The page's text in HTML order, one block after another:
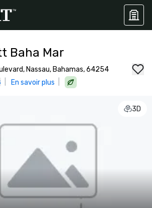
Baha Mar
Nassau, Bahamas, 64254
En savoir plus
3D